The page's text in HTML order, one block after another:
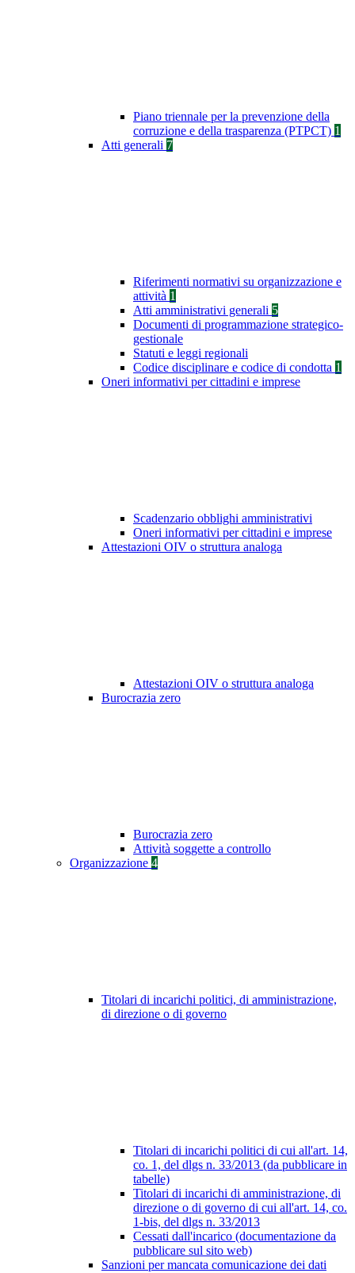
Piano triennale per la prevenzione della
corruzione e della trasparenza (PTPCT) 1
Atti generali 7
Riferimenti normativi su organizzazione e
attività 1
Atti amministrativi generali 5
Documenti di programmazione strategico-
gestionale
Statuti e leggi regionali
Codice disciplinare e codice di condotta 1
Oneri informativi per cittadini e imprese
Scadenzario obblighi amministrativi
Oneri informativi per cittadini e imprese
Attestazioni OIV o struttura analoga
Attestazioni OIV o struttura analoga
Burocrazia zero
Burocrazia zero
Attività soggette a controllo
Organizzazione 4
Titolari di incarichi politici, di amministrazione,
di direzione o di governo
Titolari di incarichi politici di cui all'art. 14,
co. 1, del dlgs n. 33/2013 (da pubblicare in
tabelle)
Titolari di incarichi di amministrazione, di
direzione o di governo di cui all'art. 14, co.
1-bis, del dlgs n. 33/2013
Cessati dall'incarico (documentazione da
pubblicare sul sito web)
Sanzioni per mancata comunicazione dei dati